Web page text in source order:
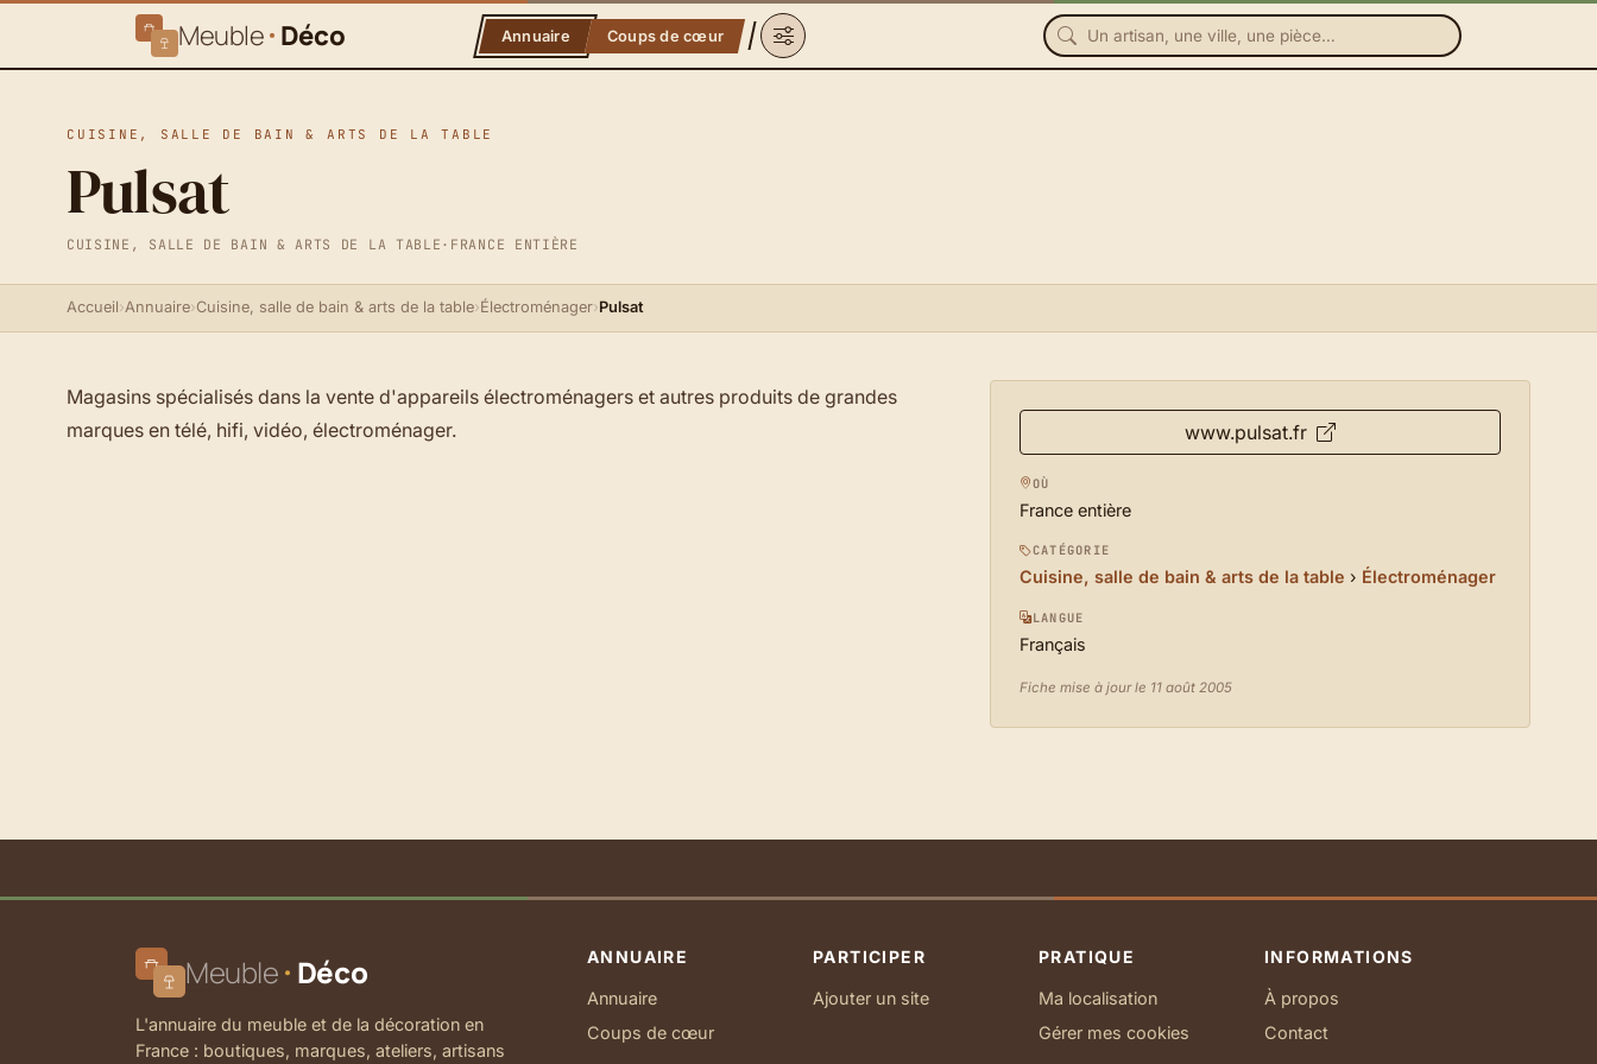
Meuble Déco Annuaire Coups de cœur
CUISINE, SALLE DE BAIN & ARTS DE LA TABLE
Pulsat
CUISINE, SALLE DE BAIN & ARTS DE LA TABLE · FRANCE ENTIÈRE
Accueil›Annuaire›Cuisine, salle de bain & arts de la table›Électroménager›Pulsat
Magasins spécialisés dans la vente d'appareils électroménagers et autres produits de grandes
marques en télé, hifi, vidéo, électroménager.
www.pulsat.fr
OÙ
France entière
CATÉGORIE
Cuisine, salle de bain & arts de la table › Électroménager
LANGUE
Français
Fiche mise à jour le 11 août 2005
Meuble Déco
L'annuaire du meuble et de la décoration en
France : boutiques, marques, ateliers, artisans
ANNUAIRE
Annuaire
Coups de cœur
PARTICIPER
Ajouter un site
PRATIQUE
Ma localisation
Gérer mes cookies
INFORMATIONS
À propos
Contact